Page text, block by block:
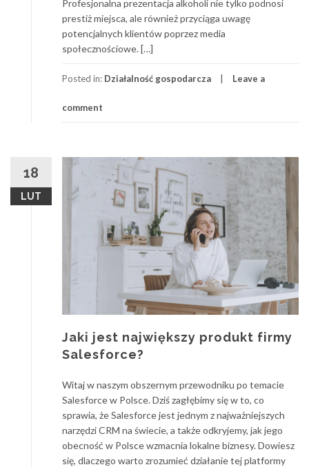
Profesjonalna prezentacja alkoholi nie tylko podnosi
prestiż miejsca, ale również przyciąga uwagę
potencjalnych klientów poprzez media
społecznościowe. […]
Posted in: Działalność gospodarcza Leave a
comment
18
LUT
Jaki jest największy produkt firmy
Salesforce?
Witaj w naszym obszernym przewodniku po temacie
Salesforce w Polsce. Dziś zagłębimy się w to, co
sprawia, że Salesforce jest jednym z najważniejszych
narzędzi CRM na świecie, a także odkryjemy, jak jego
obecność w Polsce wzmacnia lokalne biznesy. Dowiesz
się, dlaczego warto zrozumieć działanie tej platformy